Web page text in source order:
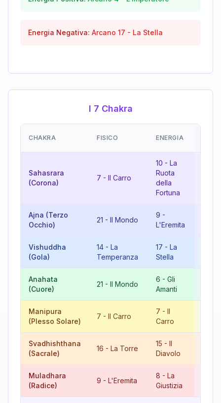
Energia Negativa: Arcano 17 - La Stella
I 7 Chakra
CHAKRA FISICO ENERGIA
Sahasrara
(Corona)
7 - Il Carro
10 - La
Ruota
della
Fortuna
Ajna (Terzo
Occhio)
21 - Il Mondo
9 -
L'Eremita
Vishuddha
(Gola)
14 - La
Temperanza
17 - La
Stella
Anahata
(Cuore)
21 - Il Mondo
6 - Gli
Amanti
Manipura
(Plesso Solare)
7 - Il Carro
7 - Il
Carro
Svadhishthana
(Sacrale)
16 - La Torre
15 - Il
Diavolo
Muladhara
(Radice)
9 - L'Eremita
8 - La
Giustizia